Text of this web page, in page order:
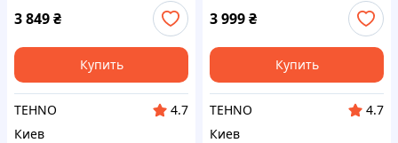
3 849₴
Купить
TEHNO
4.7
Киев
3 999₴
Купить
TEHNO
4.7
Киев